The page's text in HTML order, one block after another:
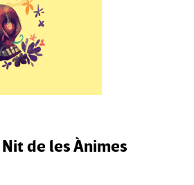
de les Ànimes